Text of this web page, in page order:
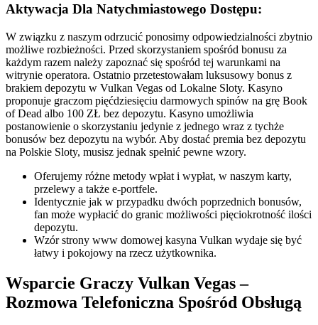
Aktywacja Dla Natychmiastowego Dostępu:
W związku z naszym odrzucić ponosimy odpowiedzialności zbytnio
możliwe rozbieżności. Przed skorzystaniem spośród bonusu za
każdym razem należy zapoznać się spośród tej warunkami na
witrynie operatora. Ostatnio przetestowałam luksusowy bonus z
brakiem depozytu w Vulkan Vegas od Lokalne Sloty. Kasyno
proponuje graczom pięćdziesięciu darmowych spinów na grę Book
of Dead albo 100 ZŁ bez depozytu. Kasyno umożliwia
postanowienie o skorzystaniu jedynie z jednego wraz z tychże
bonusów bez depozytu na wybór. Aby dostać premia bez depozytu
na Polskie Sloty, musisz jednak spełnić pewne wzory.
Oferujemy różne metody wpłat i wypłat, w naszym karty,
przelewy a także e-portfele.
Identycznie jak w przypadku dwóch poprzednich bonusów,
fan może wypłacić do granic możliwości pięciokrotność ilości
depozytu.
Wzór strony www domowej kasyna Vulkan wydaje się być
łatwy i pokojowy na rzecz użytkownika.
Wsparcie Graczy Vulkan Vegas –
Rozmowa Telefoniczna Spośród Obsługą